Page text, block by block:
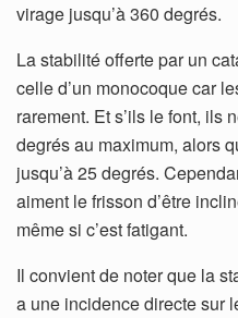
virage jusqu’à 360 degrés.
La stabilité offerte par un
celle d’un monocoque car
rarement. Et s’ils le font, ils
degrés au maximum, alors
jusqu’à 25 degrés.
aiment le frisson d’être
même si c’est fatigant.
Il convient de noter que la
a une incidence directe sur